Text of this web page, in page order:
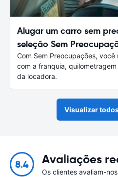
Alugar um carro sem
seleção Sem
Com Sem Preocupações,
com a franquia,
da locadora.
Visualizar
8.4 Avaliações
Os clientes avaliam-